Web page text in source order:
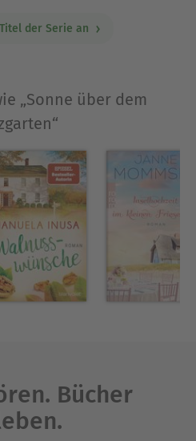
der Serie an
„Sonne über dem
Bücher